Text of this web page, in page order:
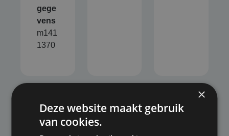
gege
vens
m141
1370
×
Deze website maakt gebruik
van cookies.